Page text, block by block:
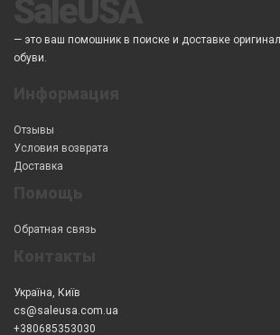
— это ваш помошник в поиске и доставке
обуви.
Отзывы
Условия возврата
Доставка
Обратная связь
Україна, Київ
cs@saleusa.com.ua
+380685353030